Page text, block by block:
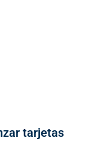
tarjetas